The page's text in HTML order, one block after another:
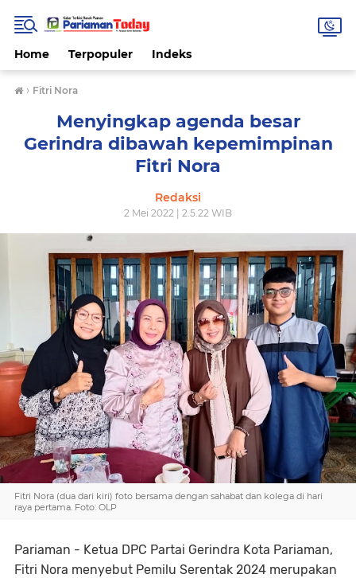
Home Terpopuler Indeks
› Fitri Nora
Menyingkap agenda besar
Gerindra dibawah kepemimpinan
Fitri Nora
Redaksi
2 Mei 2022 | 2.5.22 WIB
Fitri Nora (dua dari kiri) foto bersama dengan sahabat dan kolega di hari
raya pertama. Foto: OLP
Pariaman - Ketua DPC Partai Gerindra Kota Pariaman,
Fitri Nora menyebut Pemilu Serentak 2024 merupakan